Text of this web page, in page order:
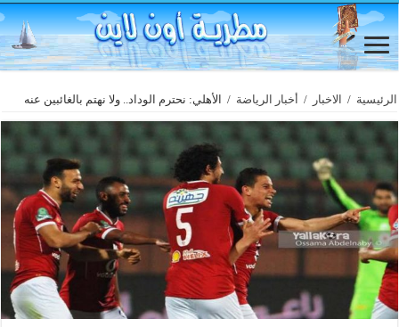
الرئيسية / الاخبار / أخبار الرياضة / الأهلي: نحترم الوداد.. ولا نهتم بالغائبين عنه